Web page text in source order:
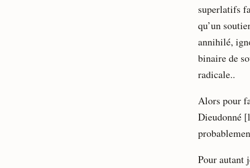
superlatifs
qu’un
annihilé,
binaire de
radicale..
Alors pour
Dieudonné
Pour autant